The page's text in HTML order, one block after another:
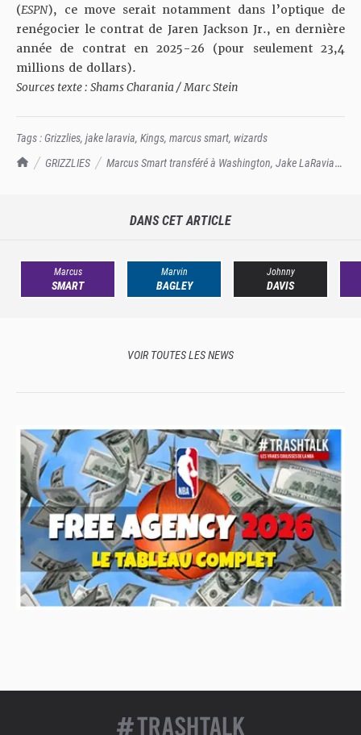
TrashTalk Actu NBA
GRIZZLIES
Marcus Smart transféré à Washington, Jake LaRavia
(ESPN), ce move serait notamment dans l’optique de
renégocier le contrat de Jaren Jackson Jr., en dernière
année de contrat en 2025-26 (pour seulement 23,4
millions de dollars).
Sources texte : Shams Charania / Marc Stein
Tags :Grizzlies, jake laravia, Kings, marcus smart, wizards
DANS CET ARTICLE
Marcus
SMART
Marvin
BAGLEY
Johnny
DAVIS
VOIR TOUTES LES NEWS